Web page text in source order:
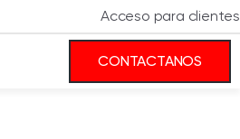
Acceso para clientes
CONTACTANOS